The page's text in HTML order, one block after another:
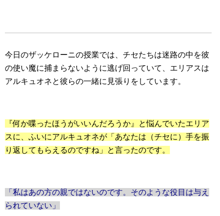
今日のザッケローニの授業では、チセたちは迷路の中を彼
の使い魔に捕まらないように逃げ回っていて、エリアスは
アルキュオネと彼らの一緒に見張りをしています。
『何か喋ったほうがいいんだろうか』と悩んでいたエリア
スに、ふいにアルキュオネが「あなたは（チセに）手を振
り返してもらえるのですね」と言ったのです。
「私はあの方の親ではないのです。そのような役目は与え
られていない」